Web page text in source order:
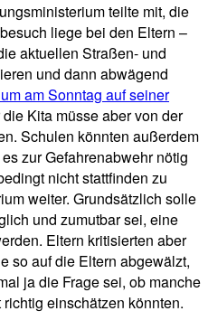
teilte mit, die
liege bei den Eltern –
aktuellen Straßen- und
und dann abwägend
am Sonntag auf seiner
Kita müsse aber von der
Schulen könnten außerdem
zur Gefahrenabwehr nötig
nicht stattfinden zu
weiter. Grundsätzlich solle
und zumutbar sei, eine
Eltern kritisierten aber
so auf die Eltern abgewälzt,
ja die Frage sei, ob manche
einschätzen könnten.